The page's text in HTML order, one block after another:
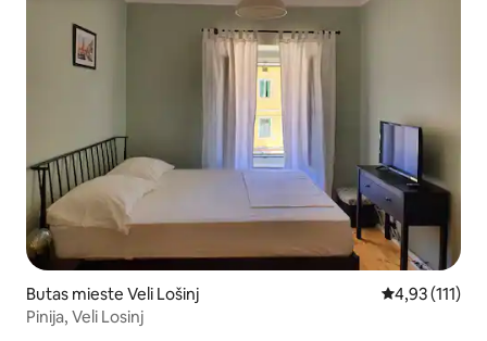
Butas mieste Veli Lošinj Vidutinis
4,93 (111)
Pinija, Veli Losinj